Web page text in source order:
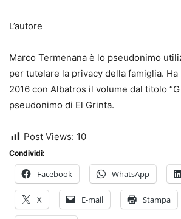
L’autore
Marco Termenana è lo pseudonimo
per tutelare la privacy della famiglia.
2016 con Albatros il volume dal titolo
pseudonimo di El Grinta.
Post Views: 10
Condividi:
Facebook WhatsApp
X E-mail Stampa